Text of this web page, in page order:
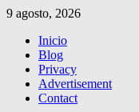
9 agosto, 2026
Inicio
Blog
Privacy
Advertisement
Contact